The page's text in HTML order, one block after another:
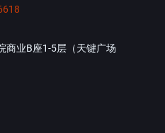
商业B座1-5层（天键广场